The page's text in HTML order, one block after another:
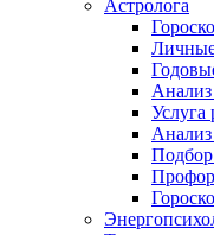
Астролога
Услуга